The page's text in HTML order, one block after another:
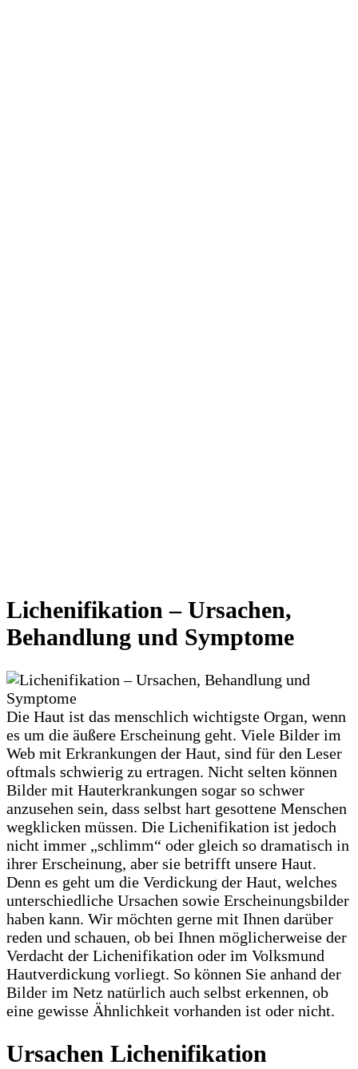
Lichenifikation – Ursachen,
Behandlung und Symptome
Die Haut ist das menschlich wichtigste Organ, wenn
es um die äußere Erscheinung geht. Viele Bilder im
Web mit Erkrankungen der Haut, sind für den Leser
oftmals schwierig zu ertragen. Nicht selten können
Bilder mit Hauterkrankungen sogar so schwer
anzusehen sein, dass selbst hart gesottene Menschen
wegklicken müssen. Die Lichenifikation ist jedoch
nicht immer „schlimm“ oder gleich so dramatisch in
ihrer Erscheinung, aber sie betrifft unsere Haut.
Denn es geht um die Verdickung der Haut, welches
unterschiedliche Ursachen sowie Erscheinungsbilder
haben kann. Wir möchten gerne mit Ihnen darüber
reden und schauen, ob bei Ihnen möglicherweise der
Verdacht der Lichenifikation oder im Volksmund
Hautverdickung vorliegt. So können Sie anhand der
Bilder im Netz natürlich auch selbst erkennen, ob
eine gewisse Ähnlichkeit vorhanden ist oder nicht.
Ursachen Lichenifikation